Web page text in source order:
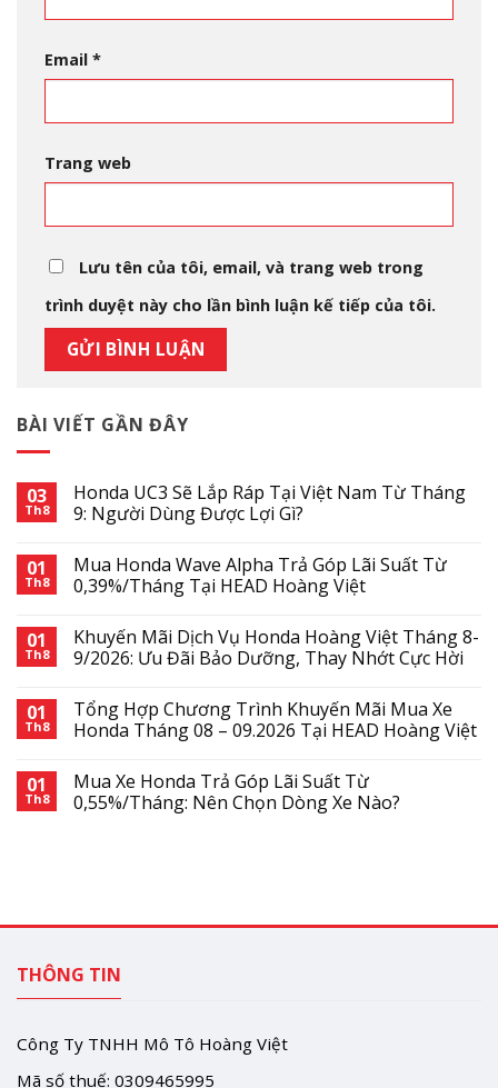
BÀI VIẾT GẦN ĐÂY
03
Th8
Honda UC3 Sẽ Lắp Ráp Tại Việt Nam Từ Tháng
9: Người Dùng Được Lợi Gì?
01
Th8
Mua Honda Wave Alpha Trả Góp Lãi Suất Từ
0,39%/Tháng Tại HEAD Hoàng Việt
01
Th8
Khuyến Mãi Dịch Vụ Honda Hoàng Việt Tháng 8-
9/2026: Ưu Đãi Bảo Dưỡng, Thay Nhớt Cực Hời
01
Th8
Tổng Hợp Chương Trình Khuyến Mãi Mua Xe
Honda Tháng 08 – 09.2026 Tại HEAD Hoàng Việt
01
Th8
Mua Xe Honda Trả Góp Lãi Suất Từ
0,55%/Tháng: Nên Chọn Dòng Xe Nào?
Email *
Trang web
Lưu tên của tôi, email, và trang web trong
trình duyệt này cho lần bình luận kế tiếp của tôi.
THÔNG TIN
Công Ty TNHH Mô Tô Hoàng Việt
Mã số thuế: 0309465995